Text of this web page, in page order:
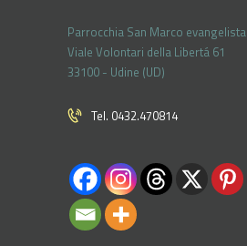
Parrocchia San Marco evangelista
Viale Volontari della Libertá 61
33100 - Udine (UD)
Tel. 0432.470814